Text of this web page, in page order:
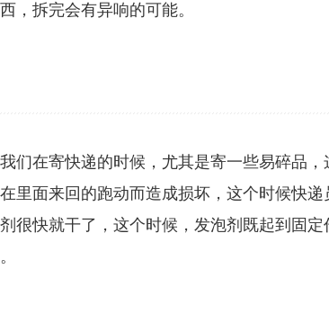
，拆完会有异响的可能。
们在寄快递的时候，尤其是寄一些易碎品
里面来回的跑动而造成损坏，这个时候快
很快就干了，这个时候，发泡剂既起到固